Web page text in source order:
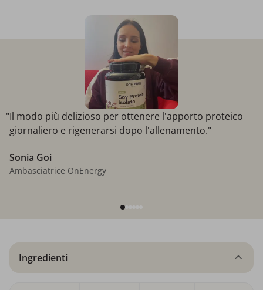
"Il modo più delizioso per ottenere l'apporto proteico
giornaliero e rigenerarsi dopo l'allenamento."
Sonia Goi
Ambasciatrice OnEnergy
Ingredienti